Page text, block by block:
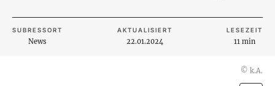
SUBRESSORT
News
AKTUALISIERT
22.01.2024
LESEZEIT
11 min
© k.A.